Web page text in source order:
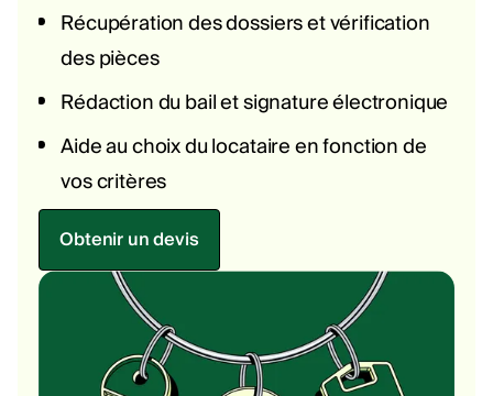
Récupération des dossiers et vérification
des pièces
Rédaction du bail et signature électronique
Aide au choix du locataire en fonction de
vos critères
Obtenir un devis